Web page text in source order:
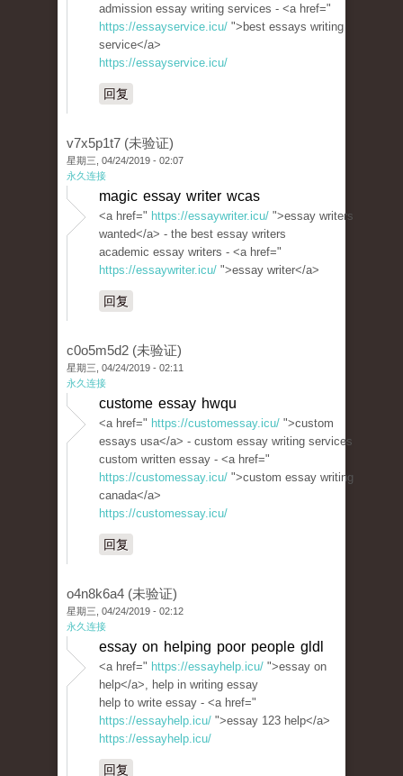
admission essay writing services - <a href="
https://essayservice.icu/ ">best essays writing
service</a>
https://essayservice.icu/
回复
v7x5p1t7 (未验证)
星期三, 04/24/2019 - 02:07
永久连接
magic essay writer wcas
<a href=" https://essaywriter.icu/ ">essay writers
wanted</a> - the best essay writers
academic essay writers - <a href="
https://essaywriter.icu/ ">essay writer</a>
回复
c0o5m5d2 (未验证)
星期三, 04/24/2019 - 02:11
永久连接
custome essay hwqu
<a href=" https://customessay.icu/ ">custom
essays usa</a> - custom essay writing services
custom written essay - <a href="
https://customessay.icu/ ">custom essay writing
canada</a>
https://customessay.icu/
回复
o4n8k6a4 (未验证)
星期三, 04/24/2019 - 02:12
永久连接
essay on helping poor people gldl
<a href=" https://essayhelp.icu/ ">essay on
help</a>, help in writing essay
help to write essay - <a href="
https://essayhelp.icu/ ">essay 123 help</a>
https://essayhelp.icu/
回复